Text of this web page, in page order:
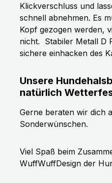
Klickverschluss und
schnell abnehmen. Es
Kopf gezogen werden,
nicht. Stabiler Metall D
sichere einhacken des
Unsere
natürlich
Gerne beraten wir dich
Sonderwünschen.
Viel Spaß beim
WuffWuffDesign der